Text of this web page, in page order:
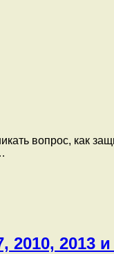
вопрос, как
2010, 2013 и